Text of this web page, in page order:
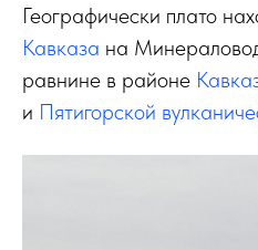
Географически плато
Кавказа на
равнине в районе
и Пятигорской